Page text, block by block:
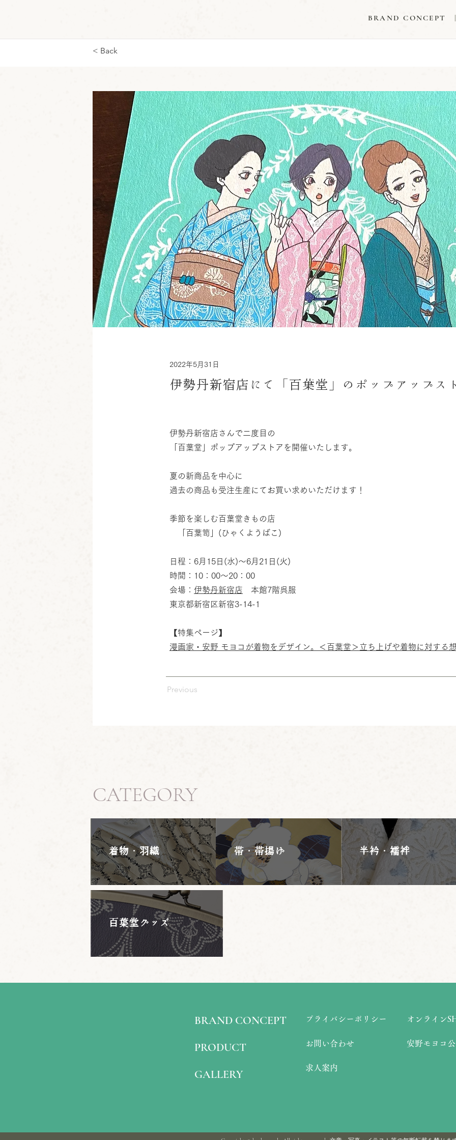
BRAND CONCEPT
< Back
2022年5月31日
伊勢丹新宿店にて「百葉堂」のポップアップス
伊勢丹新宿店さんで二度目の
「百葉堂」ポップアップストアを開催いたします。
夏の新商品を中心に
過去の商品も受注生産にてお買い求めいただけます！
季節を楽しむ百葉堂きもの店
「百葉笥」(ひゃくようばこ)
日程：6月15日(水)～6月21日(火)
時間：10：00～20：00
会場： 伊勢丹新宿店 本館7階呉服
東京都新宿区新宿3-14-1
【特集ページ】
漫画家・安野 モヨコが着物をデザイン。＜百葉堂＞立ち上げや着物に対する
Previous
CATEGORY
着物・羽織 帯・帯揚げ 半衿・襦袢
百葉堂グッズ
BRAND CONCEPT
PRODUCT
GALLERY
プライバシーポリシー
お問い合わせ
求人案内
オンライン
安野モヨコ